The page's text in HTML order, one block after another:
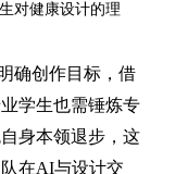
对健康设计的理
确创作目标，借
学生也需锤炼专
身本领退步，这
在AI与设计交